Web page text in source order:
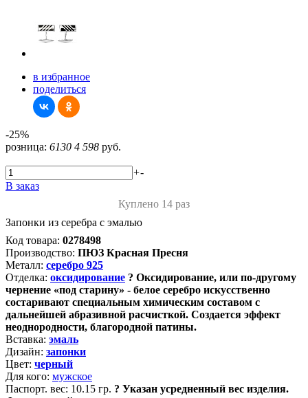
в избранное
поделиться
-25%
розница: 6130 4 598 руб.
+-
В заказ
Куплено 14 раз
Запонки из серебра с эмалью
Код товара: 0278498
Производство: ПЮЗ Красная Пресня
Металл: серебро 925
Отделка: оксидирование ? Оксидирование, или по-другому
чернение «под старину» - белое серебро искусственно
состаривают специальным химическим составом с
дальнейшей абразивной расчисткой. Создается эффект
неоднородности, благородной патины.
Вставка: эмаль
Дизайн: запонки
Цвет: черный
Для кого: мужское
Паспорт. вес: 10.15 гр. ? Указан усредненный вес изделия.